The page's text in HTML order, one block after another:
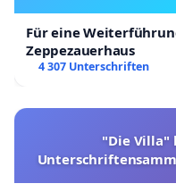
Für eine
Zeppezauerhaus
4 307 Unterschriften
"Die Villa"